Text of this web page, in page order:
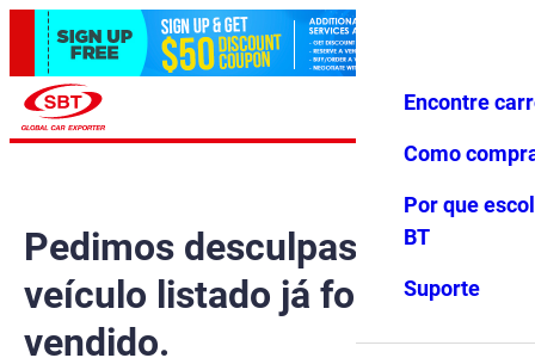
Favoritos Menu
Encontre
Como
Por que
BT
Suporte
Pedimos desculpas, mas o
veículo listado já foi
vendido.